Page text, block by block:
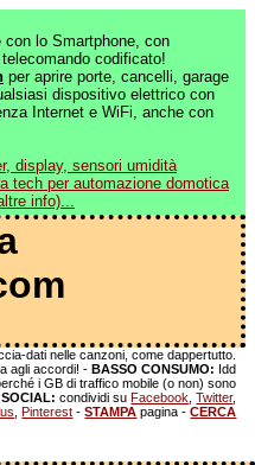
lo Smartphone, con
codificato!
per aprire porte, cancelli, garage
dispositivo elettrico con
Internet e WiFi, anche con
display, sensori umidità
tech per automazione domotica
info)...
dati nelle canzoni, come dappertutto.
agli accordi! -BASSO CONSUMO: Idd
i GB di traffico mobile (o non) sono
SOCIAL: condividi suFacebook ,Twitter,
,Pinterest -STAMPA pagina -CERCA